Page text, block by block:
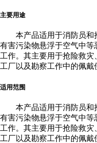
主要用途
本产品适用于消防员和抢
有害污染物悬浮于空气中
工作。其主要用于抢险救
工厂以及勘察工作中的佩戴
适用范围
本产品适用于消防员和抢
有害污染物悬浮于空气中
工作。其主要用于抢险救
工厂以及勘察工作中的佩戴